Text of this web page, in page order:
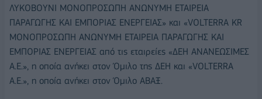
ΛΥΚΟΒΟΥΝΙ ΜΟΝΟΠΡΟΣΩΠΗ ΑΝΩΝΥΜΗ ΕΤΑΙΡΕΙΑ
ΠΑΡΑΓΩΓΗΣ ΚΑΙ ΕΜΠΟΡΙΑΣ ΕΝΕΡΓΕΙΑΣ» και «VOLTERRA KR
ΜΟΝΟΠΡΟΣΩΠΗ ΑΝΩΝΥΜΗ ΕΤΑΙΡΕΙΑ ΠΑΡΑΓΩΓΗΣ ΚΑΙ
ΕΜΠΟΡΙΑΣ ΕΝΕΡΓΕΙΑΣ από τις εταιρείες «ΔΕΗ ΑΝΑΝΕΩΣΙΜΕΣ
Α.Ε.», η οποία ανήκει στον Όμιλο της ΔΕΗ και «VOLTERRA
Α.Ε.», η οποία ανήκει στον Όμιλο ΑΒΑΞ.